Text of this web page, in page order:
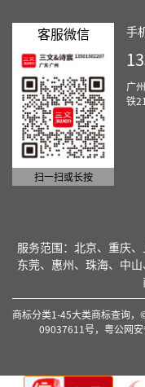
客服微信
扫一扫或长按
手
广
铁
服务范围：北京、重庆
东莞、惠州、珠海、中
商标分类1-45大类商标查询，
09037611号， 粤公网